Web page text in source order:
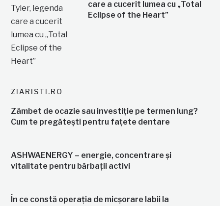
care a cucerit lumea cu „Total
Eclipse of the Heart”
ZIARISTI.RO
Zâmbet de ocazie sau investiție pe termen lung?
Cum te pregătești pentru fațete dentare
ASHWAENERGY – energie, concentrare și
vitalitate pentru bărbații activi
În ce constă operația de micșorare labii la